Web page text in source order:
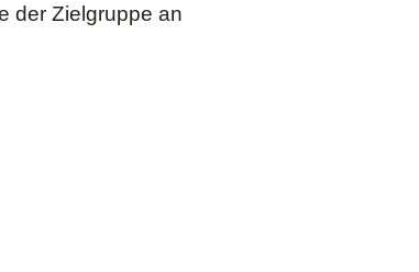
der Zielgruppe an